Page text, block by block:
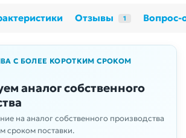
Отзывы 1 Вопрос-
С БОЛЕЕ КОРОТКИМ СРОКОМ
аналог собственного
на аналог собственного производства
сроком поставки.